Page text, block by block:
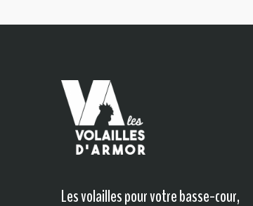
Les volailles pour votre basse-cour,